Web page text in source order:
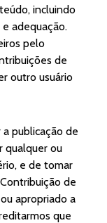
incluindo
adequação.
pelo
de
outro usuário
publicação de
qualquer ou
e de tomar
de
apropriado a
que